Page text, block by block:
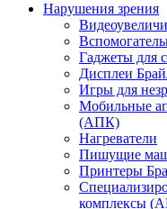
Нарушения зрения
Гаджеты для
Дисплеи
Игры для
Мобильные
(АПК)
Нагреватели
Пишущие
Принтеры
комплексы